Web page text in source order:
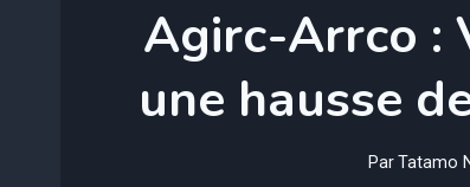
Agirc-Arrco :
une hausse
ParTatamo